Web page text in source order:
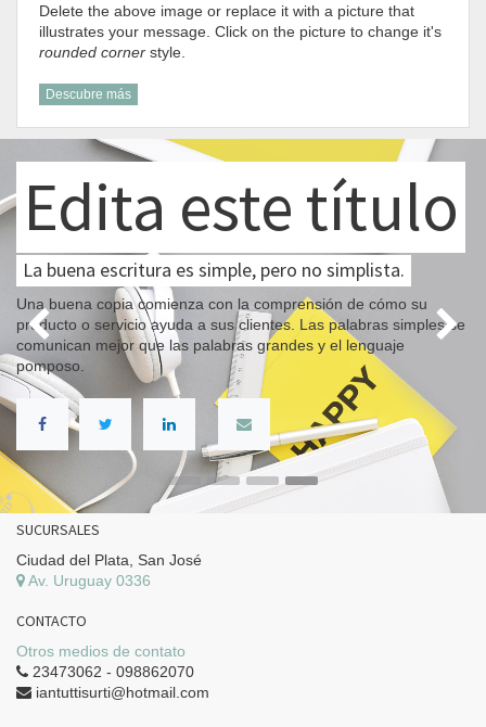
Delete the above image or replace it with a picture that
illustrates your message. Click on the picture to change it's
rounded corner style.
Descubre más
Edita este título
La buena escritura es simple, pero no simplista.
Una buena copia comienza con la comprensión de cómo su
producto o servicio ayuda a sus clientes. Las palabras simples se
comunican mejor que las palabras grandes y el lenguaje
pomposo.
Anterior
SUCURSALES
Ciudad del Plata, San José
Av. Uruguay 0336
CONTACTO
Otros medios de contato
23473062 - 098862070
iantuttisurti@hotmail.com